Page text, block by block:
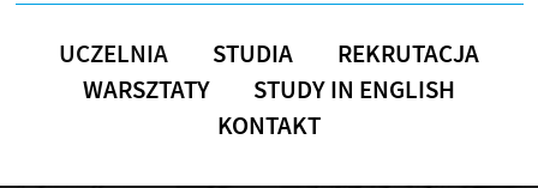
UCZELNIA STUDIA
REKRUTACJA
WARSZTATY
STUDY IN ENGLISH
KONTAKT